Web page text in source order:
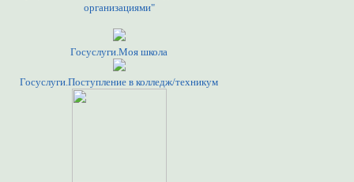
организациями"
Госуслуги.Моя школа
Госуслуги.Поступление в колледж/техникум